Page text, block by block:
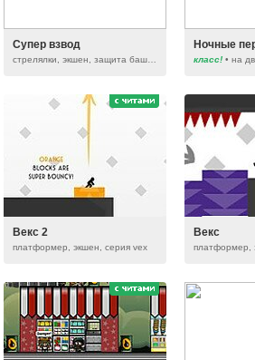
Супер взвод Ночные
класс! • на
Векс 2
платформер, экшен, серия vex
Векс
платформер,